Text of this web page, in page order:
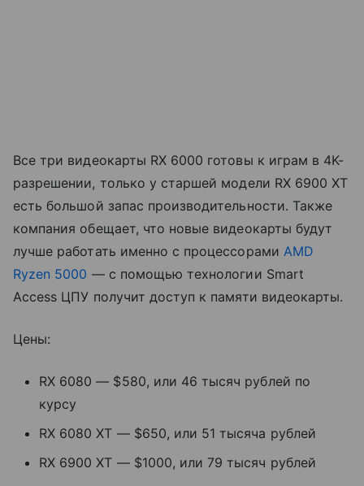
Все три видеокарты RX 6000 готовы к играм в 4K-
разрешении, только у старшей модели RX 6900 XT
есть большой запас производительности. Также
компания обещает, что новые видеокарты будут
лучше работать именно с процессорами AMD
Ryzen 5000 — с помощью технологии Smart
Access ЦПУ получит доступ к памяти видеокарты.
Цены:
RX 6080 — $580, или 46 тысяч рублей по
курсу
RX 6080 XT — $650, или 51 тысяча рублей
RX 6900 XT — $1000, или 79 тысяч рублей